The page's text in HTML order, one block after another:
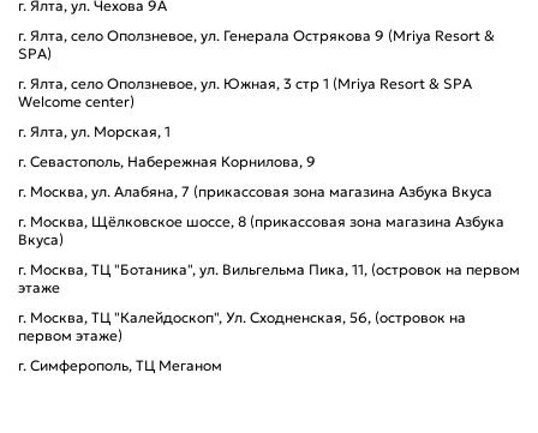
г. Ялта, ул. Чехова 9А
г. Ялта, село Оползневое, ул. Генерала Острякова 9 (Mriya Resort &
SPA)
г. Ялта, село Оползневое, ул. Южная, 3 стр 1 (Mriya Resort & SPA
Welcome center)
г. Ялта, ул. Морская, 1
г. Севастополь, Набережная Корнилова, 9
г. Москва, ул. Алабяна, 7 (прикассовая зона магазина Азбука Вкуса
г. Москва, Щёлковское шоссе, 8 (прикассовая зона магазина Азбука
Вкуса)
г. Москва, ТЦ "Ботаника", ул. Вильгельма Пика, 11, (островок на первом
этаже
г. Москва, ТЦ "Калейдоскоп", Ул. Сходненская, 56, (островок на
первом этаже)
г. Симферополь, ТЦ Меганом